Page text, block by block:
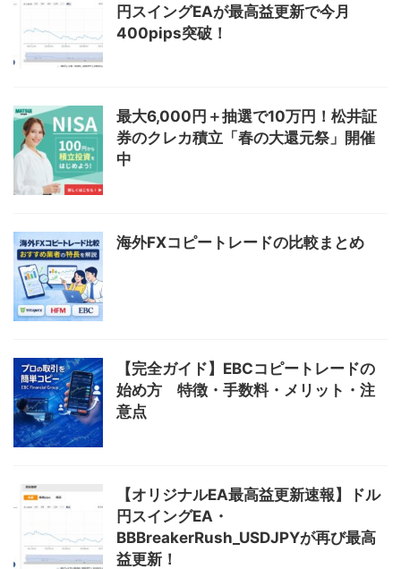
円スイングEAが最高益更新で今月
400pips突破！
最大6,000円＋抽選で10万円！松井証
券のクレカ積立「春の大還元祭」開催
中
海外FXコピートレードの比較まとめ
【完全ガイド】EBCコピートレードの
始め方 特徴・手数料・メリット・注
意点
【オリジナルEA最高益更新速報】ドル
円スイングEA・
BBBreakerRush_USDJPYが再び最高
益更新！